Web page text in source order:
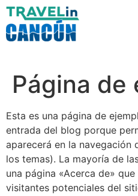
Página de
Esta es una página de
entrada del blog porque
aparecerá en la navegación
los temas). La mayoría de
una página «Acerca de»
visitantes potenciales del